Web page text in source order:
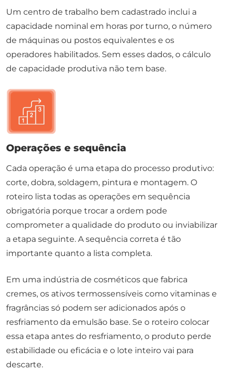
Um centro de trabalho bem cadastrado inclui a
capacidade nominal em horas por turno, o número
de máquinas ou postos equivalentes e os
operadores habilitados. Sem esses dados, o cálculo
de capacidade produtiva não tem base.
Operações e sequência
Cada operação é uma etapa do processo produtivo:
corte, dobra, soldagem, pintura e montagem. O
roteiro lista todas as operações em sequência
obrigatória porque trocar a ordem pode
comprometer a qualidade do produto ou inviabilizar
a etapa seguinte. A sequência correta é tão
importante quanto a lista completa.
Em uma indústria de cosméticos que fabrica
cremes, os ativos termossensíveis como vitaminas e
fragrâncias só podem ser adicionados após o
resfriamento da emulsão base. Se o roteiro colocar
essa etapa antes do resfriamento, o produto perde
estabilidade ou eficácia e o lote inteiro vai para
descarte.